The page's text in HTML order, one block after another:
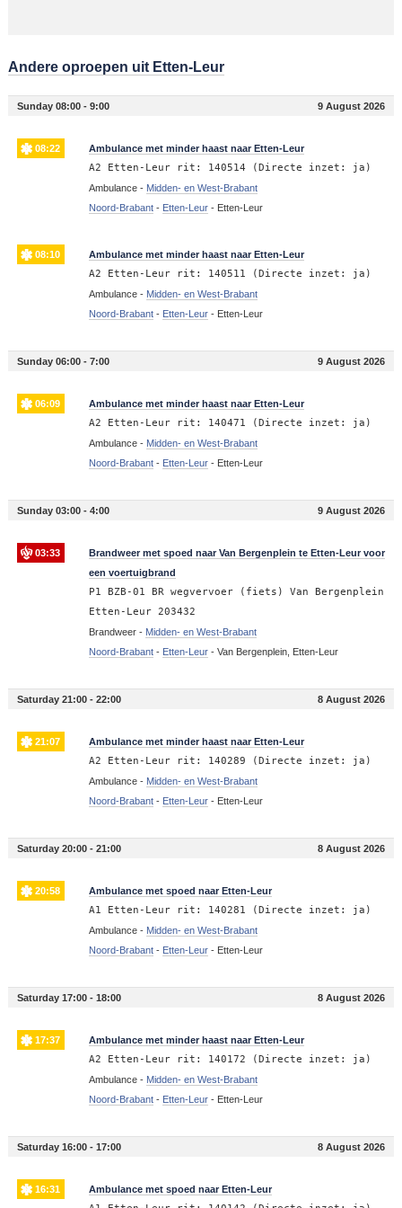
Andere oproepen uit Etten-Leur
Sunday 08:00 - 9:00 9 August 2026
08:22 Ambulance met minder haast naar Etten-Leur
A2 Etten-Leur rit: 140514 (Directe inzet: ja)
Ambulance - Midden- en West-Brabant
Noord-Brabant- Etten-Leur- Etten-Leur
08:10 Ambulance met minder haast naar Etten-Leur
A2 Etten-Leur rit: 140511 (Directe inzet: ja)
Ambulance - Midden- en West-Brabant
Noord-Brabant- Etten-Leur- Etten-Leur
Sunday 06:00 - 7:00 9 August 2026
06:09 Ambulance met minder haast naar Etten-Leur
A2 Etten-Leur rit: 140471 (Directe inzet: ja)
Ambulance - Midden- en West-Brabant
Noord-Brabant- Etten-Leur- Etten-Leur
Sunday 03:00 - 4:00 9 August 2026
03:33
Brandweer met spoed naar Van Bergenplein te Etten-Leur voor
een voertuigbrand
P1 BZB-01 BR wegvervoer (fiets) Van Bergenplein
Etten-Leur 203432
Brandweer - Midden- en West-Brabant
Noord-Brabant- Etten-Leur- Van Bergenplein, Etten-Leur
Saturday 21:00 - 22:00 8 August 2026
21:07 Ambulance met minder haast naar Etten-Leur
A2 Etten-Leur rit: 140289 (Directe inzet: ja)
Ambulance - Midden- en West-Brabant
Noord-Brabant- Etten-Leur- Etten-Leur
Saturday 20:00 - 21:00 8 August 2026
20:58 Ambulance met spoed naar Etten-Leur
A1 Etten-Leur rit: 140281 (Directe inzet: ja)
Ambulance - Midden- en West-Brabant
Noord-Brabant- Etten-Leur- Etten-Leur
Saturday 17:00 - 18:00 8 August 2026
17:37 Ambulance met minder haast naar Etten-Leur
A2 Etten-Leur rit: 140172 (Directe inzet: ja)
Ambulance - Midden- en West-Brabant
Noord-Brabant- Etten-Leur- Etten-Leur
Saturday 16:00 - 17:00 8 August 2026
16:31 Ambulance met spoed naar Etten-Leur